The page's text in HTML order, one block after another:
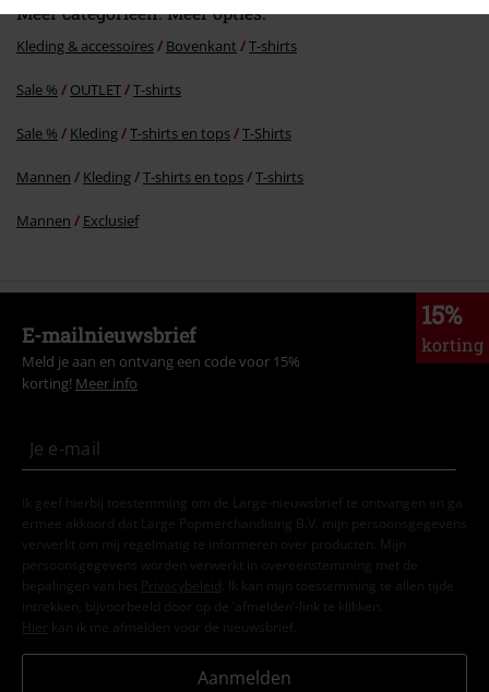
Meer categorieën. Meer opties.
Kleding & accessoires Bovenkant T-shirts
Sale % OUTLET T-shirts
Sale % Kleding T-shirts en tops T-Shirts
Mannen Kleding T-shirts en tops T-shirts
Mannen Exclusief
15%
korting
E-mailnieuwsbrief
Meld je aan en ontvang een code voor 15%
korting! Meer info
Ik geef hierbij toestemming om de Large-nieuwsbrief te ontvangen en ga
ermee akkoord dat Large Popmerchandising B.V. mijn persoonsgegevens
verwerkt om mij regelmatig te informeren over producten. Mijn
persoonsgegevens worden verwerkt in overeenstemming met de
bepalingen van het
Privacybeleid . Ik kan mijn toestemming te allen tijde
intrekken, bijvoorbeeld door op de ‘afmelden’-link te klikken.
Hier kan ik me afmelden voor de nieuwsbrief.
Aanmelden